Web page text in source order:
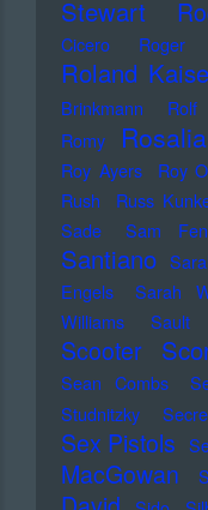
Stewart
Cicero
Roger
Roland
Brinkmann
Romy Rosalia
Roy Ayers Roy
Rush
Russ
Sade
Sam
Santiano
Engels
Sarah
Williams
Sault
Scooter
Sean Combs
Studnitzky
Sex Pistols
MacGowan